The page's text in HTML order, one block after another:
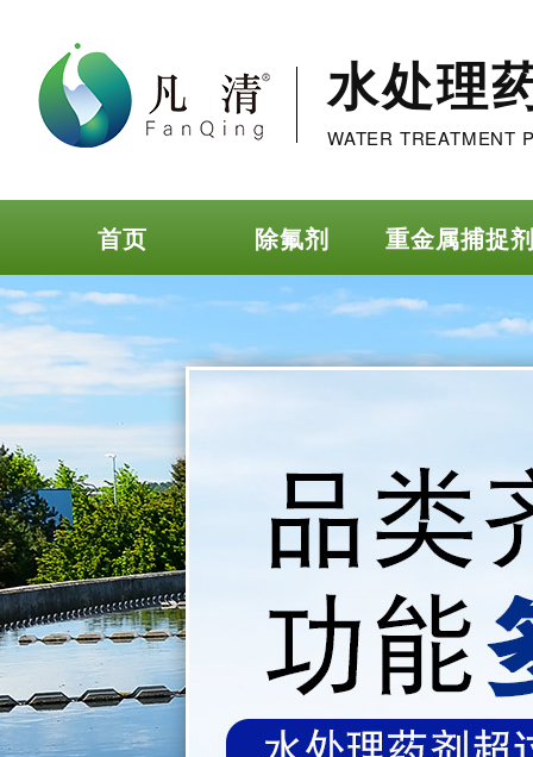
水处理
WATER TREATMENT
首页 除氟剂 重金属捕捉